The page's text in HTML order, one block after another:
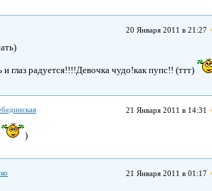
20 Января 2011 в 21:27
глаз радуется!!!!Девочка чудо!как пупс!! (ттт)
21 Января 2011 в 14:31
)
21 Января 2011 в 01:17